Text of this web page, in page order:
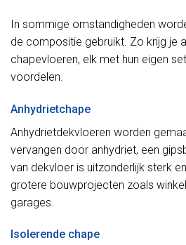
In sommige omstandigheden
de compositie gebruikt. Zo krijg je
chapevloeren, elk met hun eigen
voordelen.
Anhydrietchape
Anhydrietdekvloeren worden
vervangen door anhydriet, een
van dekvloer is uitzonderlijk sterk
grotere bouwprojecten zoals
garages.
Isolerende chape